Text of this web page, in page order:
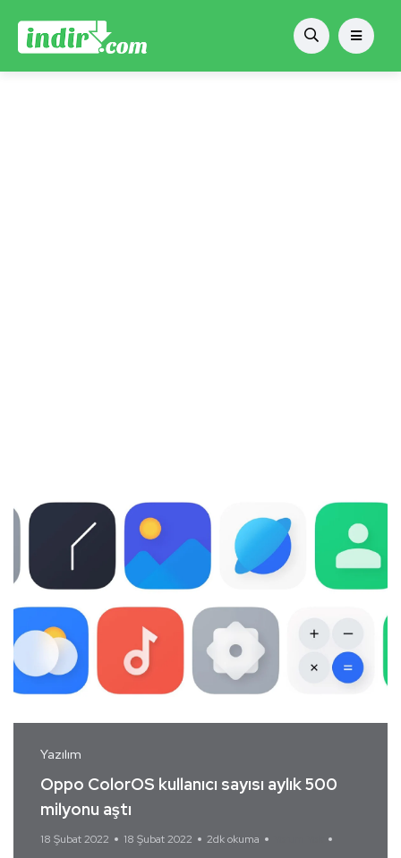
Yazılım
Oppo ColorOS kullanıcı sayısı aylık 500
milyonu aştı
18 Şubat 2022 18 Şubat 2022 2dk okuma